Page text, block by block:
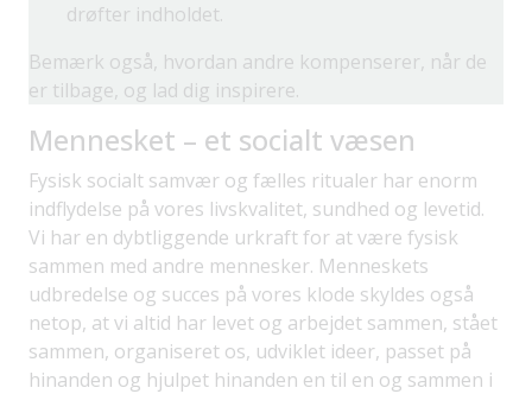
drøfter indholdet.
Bemærk også, hvordan andre kompenserer, når de
er tilbage, og lad dig inspirere.
Mennesket – et socialt væsen
Fysisk socialt samvær og fælles ritualer har enorm
indflydelse på vores livskvalitet, sundhed og levetid.
Vi har en dybtliggende urkraft for at være fysisk
sammen med andre mennesker. Menneskets
udbredelse og succes på vores klode skyldes også
netop, at vi altid har levet og arbejdet sammen, stået
sammen, organiseret os, udviklet ideer, passet på
hinanden og hjulpet hinanden en til en og sammen i